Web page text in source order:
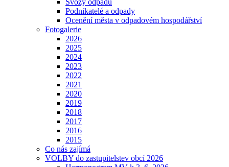
Svozy odpadů
Podnikatelé a odpady
Ocenění města v odpadovém hospodářství
Fotogalerie
2026
2025
2024
2023
2022
2021
2020
2019
2018
2017
2016
2015
Co nás zajímá
VOLBY do zastupitelstev obcí 2026